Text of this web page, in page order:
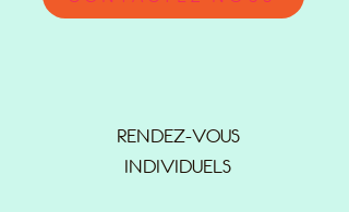
RENDEZ-VOUS
INDIVIDUELS